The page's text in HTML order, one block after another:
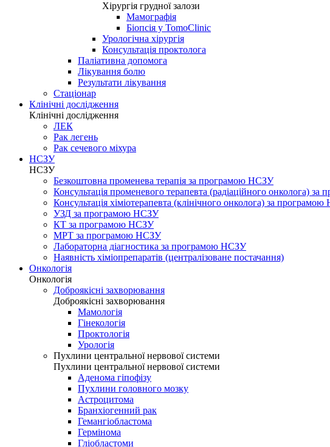
Хірургія грудної залози
Мамографія
Біопсія у TomoClinic
Урологічна хірургія
Консультація проктолога
Паліативна допомога
Лікування болю
Результати лікування
Стаціонар
Клінічні дослідження
Клінічні дослідження
ЛЕК
Рак легень
Рак сечевого міхура
НСЗУ
НСЗУ
Безкоштовна променева терапія за програмою НСЗУ
Консультація променевого терапевта (радіаційного онколога)
Консультація хіміотерапевта (клінічного онколога) за
УЗД за програмою НСЗУ
КТ за програмою НСЗУ
МРТ за програмою НСЗУ
Лабораторна діагностика за програмою НСЗУ
Наявність хіміопрепаратів (централізоване постачання)
Онкологія
Онкологія
Доброякісні захворювання
Доброякісні захворювання
Мамологія
Гінекологія
Проктологія
Урологія
Пухлини центральної нервової системи
Пухлини центральної нервової системи
Аденома гіпофізу
Пухлини головного мозку
Астроцитома
Бранхіогенний рак
Гемангіобластома
Гермінома
Гліобластоми